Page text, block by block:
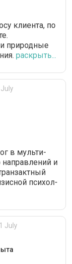
клиента, по
природные
раскрыть...
в мульти-
и
психол-
July